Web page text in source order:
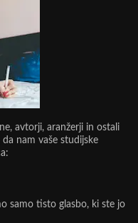
avtorji, aranžerji in ostali
da nam vaše studijske
samo tisto glasbo, ki ste jo